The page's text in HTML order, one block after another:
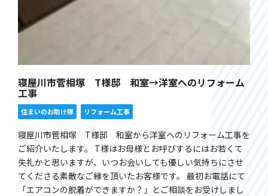
寝屋川市菅相塚 T様邸 和室→洋室へのリフォーム
工事
住まいのお助け隊 リフォーム工事
寝屋川市菅相塚 T様邸 和室から洋室へのリフォーム工事を
ご紹介いたします。 T様はお母様とお呼びするにはお若くて
失礼かと思いますが、いつお会いしても優しい気持ちにさせ
てくださる素敵なご縁を頂いたお客様です。 最初お電話にて
「エアコンの脱着ができますか？」とご相談をお受けしまし